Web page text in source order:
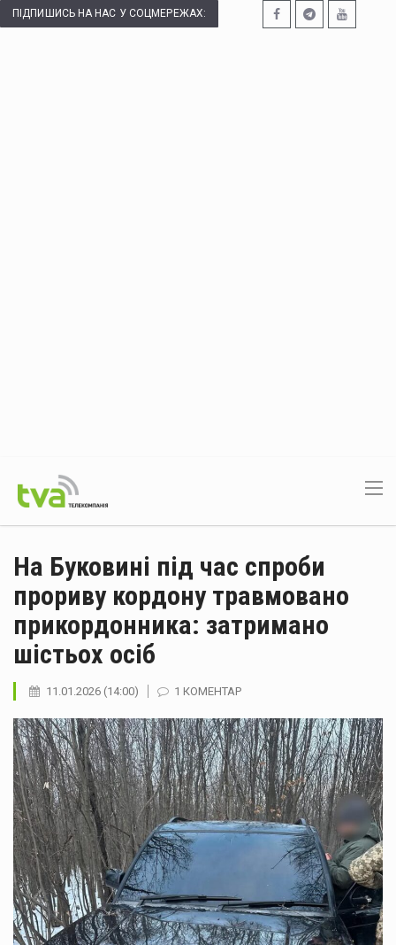
ПІДПИШИСЬ НА НАС У СОЦМЕРЕЖАХ:
На Буковині під час спроби
прориву кордону травмовано
прикордонника: затримано
шістьох осіб
11.01.2026 (14:00) 1 КОМЕНТАР